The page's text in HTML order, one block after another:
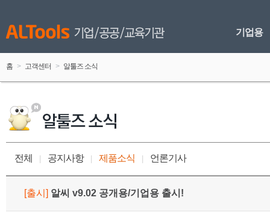
기업용
홈 > 고객센터 > 알툴즈 소식
전체 공지사항 제품소식 언론기사
[출시 ] 알씨 v9.02 공개용/기업용 출시!